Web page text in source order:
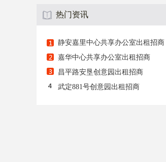
热门资讯
静安嘉里中心共享办公室出租招商
嘉华中心共享办公室出租招商
昌平路安垦创意园出租招商
武定881号创意园出租招商